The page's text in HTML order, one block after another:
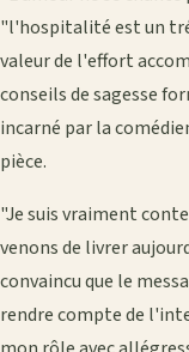
"l'hospitalité est un
valeur de l'effort
conseils de sagesse
incarné par la
pièce.
"Je suis vraiment
venons de livrer
convaincu que le
rendre compte de